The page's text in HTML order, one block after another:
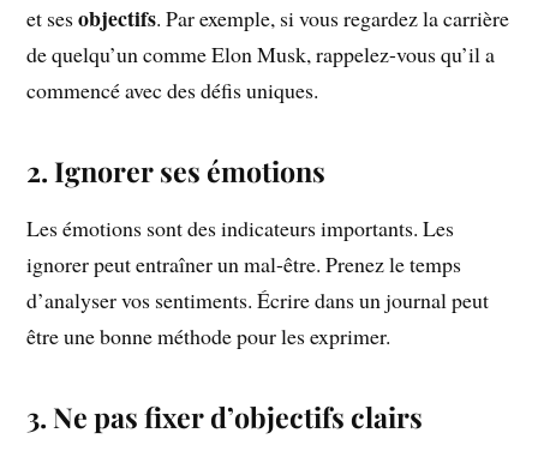
et sesobjectifs. Par exemple, si vous regardez la carrière
de quelqu’un comme Elon Musk, rappelez-vous qu’il a
commencé avec des défis uniques.
2. Ignorer ses émotions
Les émotions sont des indicateurs importants. Les
ignorer peut entraîner un mal-être. Prenez le temps
d’analyser vos sentiments. Écrire dans un journal peut
être une bonne méthode pour les exprimer.
3. Ne pas fixer d’objectifs clairs